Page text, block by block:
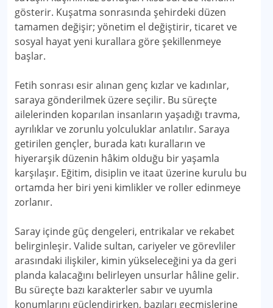
gösterir. Kuşatma sonrasında şehirdeki düzen
tamamen değişir; yönetim el değiştirir, ticaret ve
sosyal hayat yeni kurallara göre şekillenmeye
başlar.
Fetih sonrası esir alınan genç kızlar ve kadınlar,
saraya gönderilmek üzere seçilir. Bu süreçte
ailelerinden koparılan insanların yaşadığı travma,
ayrılıklar ve zorunlu yolculuklar anlatılır. Saraya
getirilen gençler, burada katı kuralların ve
hiyerarşik düzenin hâkim olduğu bir yaşamla
karşılaşır. Eğitim, disiplin ve itaat üzerine kurulu bu
ortamda her biri yeni kimlikler ve roller edinmeye
zorlanır.
Saray içinde güç dengeleri, entrikalar ve rekabet
belirginleşir. Valide sultan, cariyeler ve görevliler
arasındaki ilişkiler, kimin yükseleceğini ya da geri
planda kalacağını belirleyen unsurlar hâline gelir.
Bu süreçte bazı karakterler sabır ve uyumla
konumlarını güçlendirirken, bazıları geçmişlerine